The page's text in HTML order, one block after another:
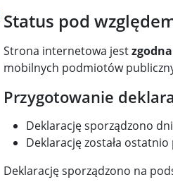
Status pod
Strona internetowa jestzgodna
mobilnych podmiotów
Przygotowanie
Deklarację sporządzono
Deklarację została
Deklarację sporządzono na